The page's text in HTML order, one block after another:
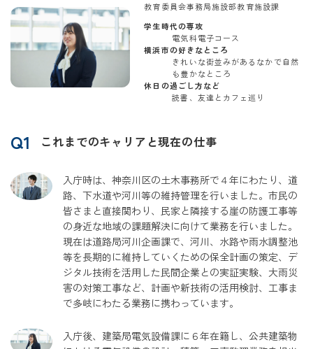
教育委員会事務局施設部教育施設課
学生時代の専攻
電気科電子コース
横浜市の好きなところ
きれいな街並みがあるなかで自然
も豊かなところ
休日の過ごし方など
読書、友達とカフェ巡り
Q1 これまでのキャリアと現在の仕事
入庁時は、神奈川区の土木事務所で４年にわたり、道
路、下水道や河川等の維持管理を行いました。市民の
皆さまと直接関わり、民家と隣接する崖の防護工事等
の身近な地域の課題解決に向けて業務を行いました。
現在は道路局河川企画課で、河川、水路や雨水調整池
等を長期的に維持していくための保全計画の策定、デ
ジタル技術を活用した民間企業との実証実験、大雨災
害の対策工事など、計画や新技術の活用検討、工事ま
で多岐にわたる業務に携わっています。
入庁後、建築局電気設備課に６年在籍し、公共建築物